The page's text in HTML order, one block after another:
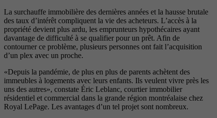
La surchauffe immobilière des dernières années et la hausse brutale
des taux d’intérêt compliquent la vie des acheteurs. L’accès à la
propriété devient plus ardu, les emprunteurs hypothécaires ayant
davantage de difficulté à se qualifier pour un prêt. Afin de
contourner ce problème, plusieurs personnes ont fait l’acquisition
d’un plex avec un proche.
«Depuis la pandémie, de plus en plus de parents achètent des
immeubles à logements avec leurs enfants. Ils veulent vivre près les
uns des autres», constate Éric Leblanc, courtier immobilier
résidentiel et commercial dans la grande région montréalaise chez
Royal LePage. Les avantages d’un tel projet sont nombreux.